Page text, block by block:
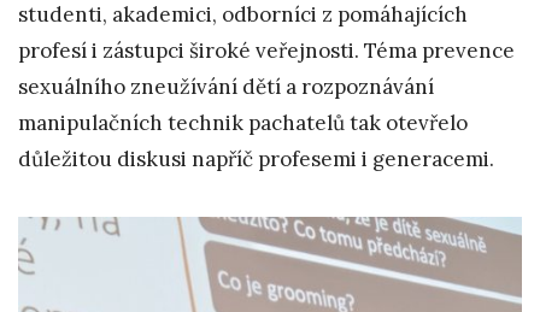
studenti, akademici, odborníci z pomáhajících
profesí i zástupci široké veřejnosti. Téma prevence
sexuálního zneužívání dětí a rozpoznávání
manipulačních technik pachatelů tak otevřelo
důležitou diskusi napříč profesemi i generacemi.